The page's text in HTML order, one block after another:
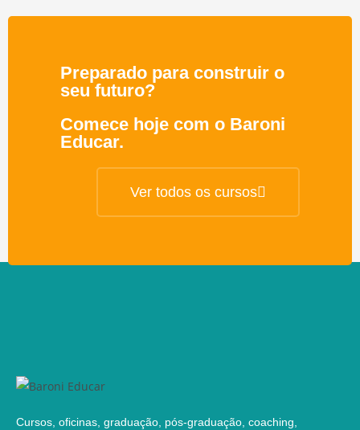
Preparado para construir o
seu futuro?
Comece hoje com o Baroni
Educar.
Ver todos os cursos
Cursos, oficinas, graduação, pós-graduação, coaching,